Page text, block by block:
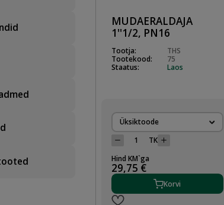
MUDAERALDAJA
1''1/2, PN16
Tootja:
THS
Tootekood:
75
Staatus:
Laos
Üksiktoode
TK
Hind KM`ga
29,75 €
Korvi